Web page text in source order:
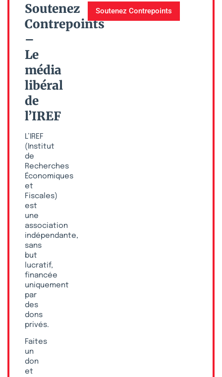
Soutenez
Contrepoints
–
Le
média
libéral
de
l’IREF
L’IREF
(Institut
de
Recherches
Économiques
et
Fiscales)
est
une
association
indépendante,
sans
but
lucratif,
financée
uniquement
par
des
dons
privés.
Faites
un
don
et
Soutenez Contrepoints